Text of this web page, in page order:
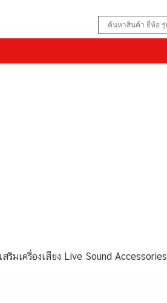
ริมเครื่องเสียง Live Sound Accessories